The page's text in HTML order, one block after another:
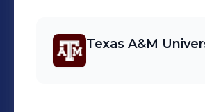
Texas A&M